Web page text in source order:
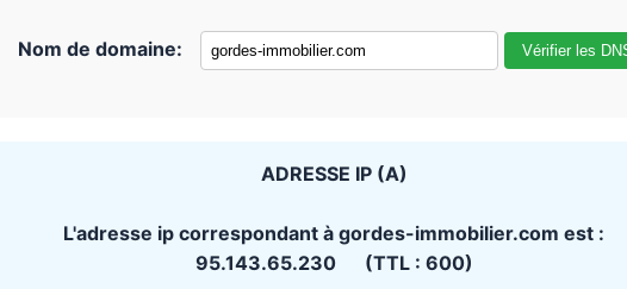
Nom de domaine: Vérifier les
ADRESSE IP (A)
L'adresse ip correspondant à gordes-immobilier.com est :
95.143.65.230 (TTL : 600)